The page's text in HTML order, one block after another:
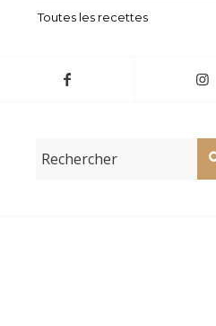
Toutes les recettes